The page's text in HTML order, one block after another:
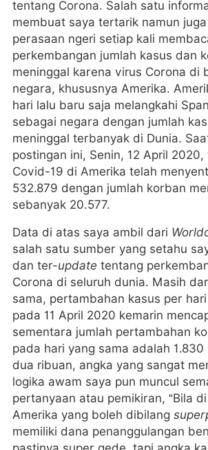
tentang Corona. Salah satu
membuat saya tertarik namun
perasaan ngeri setiap kali
perkembangan jumlah kasus dan
meninggal karena virus Corona di
negara, khususnya Amerika.
hari lalu baru saja melangkahi
sebagai negara dengan jumlah
meninggal terbanyak di Dunia.
postingan ini, Senin, 12 April
Covid-19 di Amerika telah
532.879 dengan jumlah korban
sebanyak 20.577.
Data di atas saya ambil dari
salah satu sumber yang setahu
dan ter-update tentang
Corona di seluruh dunia. Masih
sama, pertambahan kasus per
pada 11 April 2020 kemarin
sementara jumlah pertambahan
pada hari yang sama adalah
dua ribuan, angka yang sangat
logika awam saya pun muncul
pertanyaan atau pemikiran, “Bila
Amerika yang boleh dibilang
memiliki dana penanggulangan